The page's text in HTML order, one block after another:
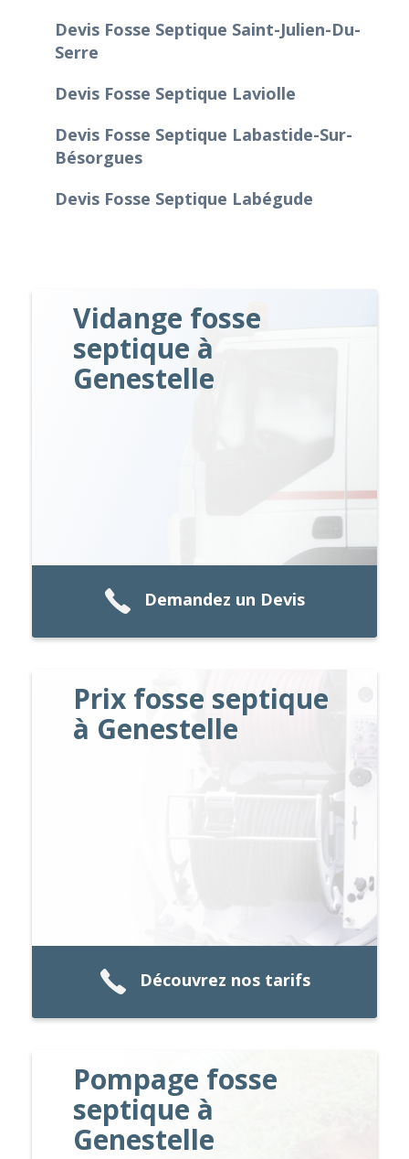
Devis Fosse Septique Saint-Julien-Du-
Serre
Devis Fosse Septique Laviolle
Devis Fosse Septique Labastide-Sur-
Bésorgues
Devis Fosse Septique Labégude
Vidange fosse
septique à
Genestelle
Demandez un Devis
Prix fosse septique
à Genestelle
Découvrez nos tarifs
Pompage fosse
septique à
Genestelle